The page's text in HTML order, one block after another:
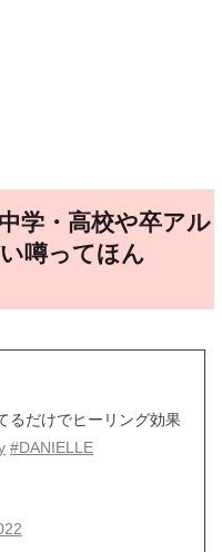
学・高校や卒アル
噂ってほん
るだけでヒーリング効果
#DANIELLE